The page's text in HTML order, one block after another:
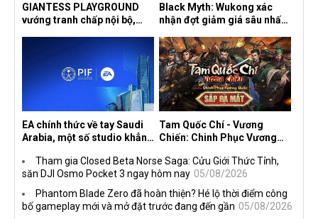
GIANTESS PLAYGROUND
vướng tranh chấp nội bộ,
ngầm chiếm đoạt doanh thu
Black Myth: Wukong xác
nhận đợt giảm giá sâu nhất
trên mọi nền tảng
EA chính thức về tay Saudi
Arabia, một số studio khẳng
lược DEI
Tam Quốc Chí - Vương
Chiến: Chinh Phục Vương
sáu thị trường Đông Nam Á
Tham gia Closed Beta Norse Saga: Cửu Giới Thức Tỉnh,
săn DJI Osmo Pocket 3 ngay hôm nay 05/08/2026
Phantom Blade Zero đã hoàn thiện? Hé lộ thời điểm công
bố gameplay mới và mở đặt trước đang đến gần 05/08/2026